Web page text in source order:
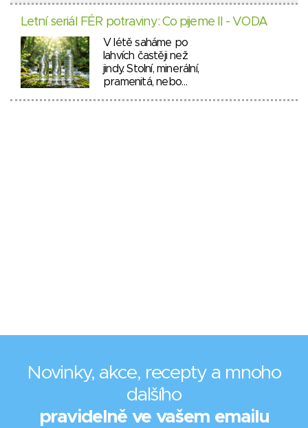
Letní seriál FÉR potraviny: Co pijeme II - VODA
V létě saháme po
lahvích častěji než
jindy. Stolní, minerální,
pramenitá, nebo…
Novinky, akce, recepty a mnoho
dalšího
pravidelně ve vašem emailu